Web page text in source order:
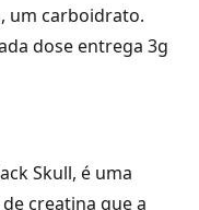
um carboidrato.
dose entrega 3g
Skull, é uma
creatina que a